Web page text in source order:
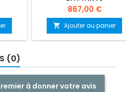
Prix
867,00 €
 Ajouter au panier
(0)
à donner votre avis